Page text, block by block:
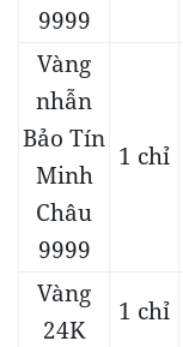
9999
Vàng
nhẫn
Bảo Tín
Minh
Châu
9999
1 chỉ
Vàng
24K
1 chỉ